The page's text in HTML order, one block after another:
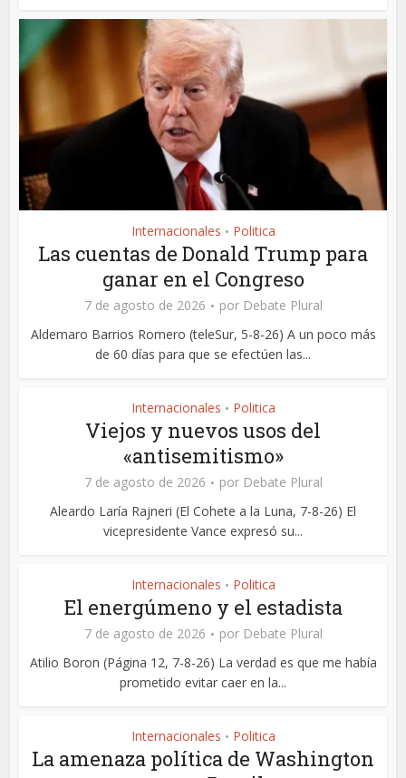
Internacionales • Politica
Las cuentas de Donald Trump para
ganar en el Congreso
7 de agosto de 2026 por Debate Plural
Aldemaro Barrios Romero (teleSur, 5-8-26) A un poco más
de 60 días para que se efectúen las...
Internacionales • Politica
Viejos y nuevos usos del
«antisemitismo»
7 de agosto de 2026 por Debate Plural
Aleardo Laría Rajneri (El Cohete a la Luna, 7-8-26) El
vicepresidente Vance expresó su...
Internacionales • Politica
El energúmeno y el estadista
7 de agosto de 2026 por Debate Plural
Atilio Boron (Página 12, 7-8-26) La verdad es que me había
prometido evitar caer en la...
Internacionales • Politica
La amenaza política de Washington